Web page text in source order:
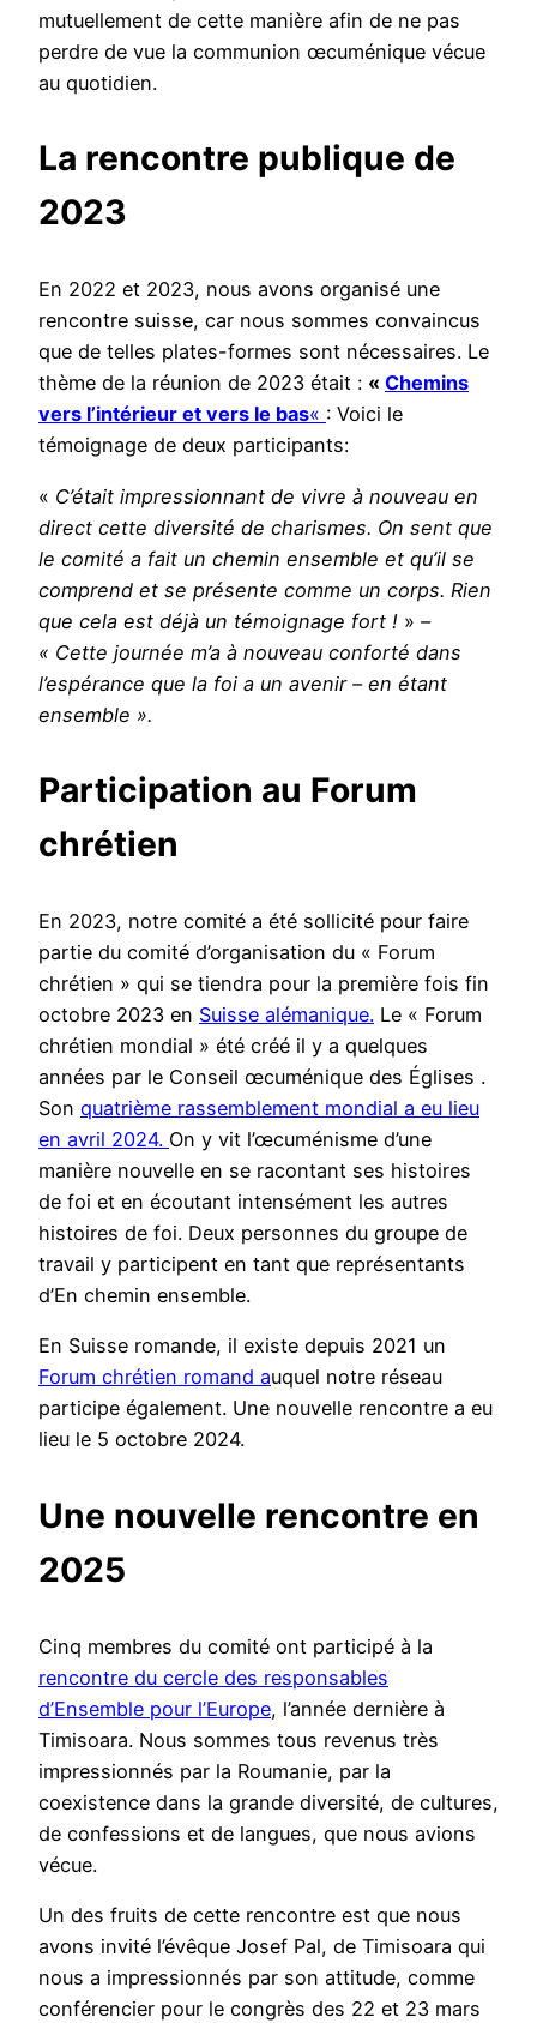
mutuellement de cette manière afin de ne pas
perdre de vue la communion œcuménique vécue
au quotidien.
La rencontre publique de
2023
En 2022 et 2023, nous avons organisé une
rencontre suisse, car nous sommes convaincus
que de telles plates-formes sont nécessaires. Le
thème de la réunion de 2023 était : « Chemins
vers l’intérieur et vers le bas« : Voici le
témoignage de deux participants:
« C’était impressionnant de vivre à nouveau en
direct cette diversité de charismes. On sent que
le comité a fait un chemin ensemble et qu’il se
comprend et se présente comme un corps. Rien
que cela est déjà un témoignage fort ! » –
« Cette journée m’a à nouveau conforté dans
l’espérance que la foi a un avenir – en étant
ensemble ».
Participation au Forum
chrétien
En 2023, notre comité a été sollicité pour faire
partie du comité d’organisation du « Forum
chrétien » qui se tiendra pour la première fois fin
octobre 2023 en Suisse alémanique. Le « Forum
chrétien mondial » été créé il y a quelques
années par le Conseil œcuménique des Églises .
Son quatrième rassemblement mondial a eu lieu
en avril 2024. On y vit l’œcuménisme d’une
manière nouvelle en se racontant ses histoires
de foi et en écoutant intensément les autres
histoires de foi. Deux personnes du groupe de
travail y participent en tant que représentants
d’En chemin ensemble.
En Suisse romande, il existe depuis 2021 un
Forum chrétien romand auquel notre réseau
participe également. Une nouvelle rencontre a eu
lieu le 5 octobre 2024.
Une nouvelle rencontre en
2025
Cinq membres du comité ont participé à la
rencontre du cercle des responsables
d’Ensemble pour l’Europe, l’année dernière à
Timisoara. Nous sommes tous revenus très
impressionnés par la Roumanie, par la
coexistence dans la grande diversité, de cultures,
de confessions et de langues, que nous avions
vécue.
Un des fruits de cette rencontre est que nous
avons invité l’évêque Josef Pal, de Timisoara qui
nous a impressionnés par son attitude, comme
conférencier pour le congrès des 22 et 23 mars